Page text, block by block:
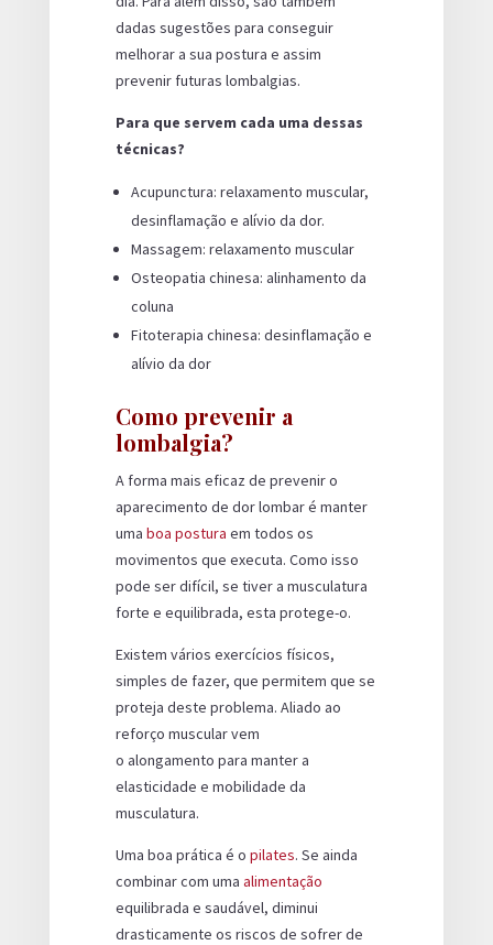
dadas sugestões para conseguir
melhorar a sua postura e assim
prevenir futuras lombalgias.
Para que servem cada uma dessas
técnicas?
Acupunctura: relaxamento muscular,
desinflamação e alívio da dor.
Massagem: relaxamento muscular
Osteopatia chinesa: alinhamento da
coluna
Fitoterapia chinesa: desinflamação e
alívio da dor
Como prevenir a
lombalgia?
A forma mais eficaz de prevenir o
aparecimento de dor lombar é manter
uma boa postura em todos os
movimentos que executa. Como isso
pode ser difícil, se tiver a musculatura
forte e equilibrada, esta protege-o.
Existem vários exercícios físicos,
simples de fazer, que permitem que se
proteja deste problema. Aliado ao
reforço muscular vem
o alongamento para manter a
elasticidade e mobilidade da
musculatura.
Uma boa prática é o pilates. Se ainda
combinar com uma alimentação
equilibrada e saudável, diminui
drasticamente os riscos de sofrer de